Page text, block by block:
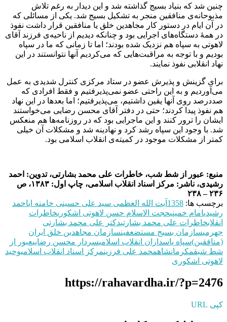
چنین شد که بنیاد بسیج گذاشته شد و این دیدار به رغم تلاش
مذبوحانه‌ی منافقین منجر به تشکیل بسیج شد. یکی از مسائلی که
در آن ایام در دستور کار مجاهدین خلق یا منافقین قرار داشت نفوذ
در همۀ دستگاه‌های اجرایی بود و چنانکه دیدیم از ناحیه‌ی فرزند آقای
لاهوتی به سپاه هم نزدیک شده بودند؛ اما تا زمانی که ما در سپاه
بودیم و با توجه به مراقبت‌هایی که می‌کردیم آنها نتوانستند در این
نهاد انقلابی نفوذ نمایند.
برای گزینش و پذیرش عضو در ستاد مرکزی کنترل شدیدی به عمل
می‌آوردیم و به این راحتی عضو نمی‌پذیرفتیم و فقط افرادی که
صددرصد روی آنها یقین داشتیم، می‌پذیرفتیم؛ اما بعدها در این نهاد
هم نفوذ پیدا کردند؛ حتی در دفتر آقای محسن رضایی می‌خواستند
ایشان را ترور کنند و این ماجرایی بود که در روزنامه‌ها هم منعکس
شد. با وجود این سپاه رشد کرد و نهادینه شد و مشکلات آن خیلی
کمتر از مشکلات موجود در کمیته‌ی انقلاب اسلامی بود.
منبع: عبور از شط شب، خاطرات علی محمد بشارتی، تدوین: احمد
رشیدی، ناشر: مرکز اسناد انقلاب اسلامی، چاپ اول: ۱۳۸۳، ص
۲۳۶ – ۲۳۸
برچسب ها: 1358 آیت الله العظمی سید علی حسینی خامنه ایاحمد
رشیدیامام خمینیحجت الاسلام حسن لاهوتی اشکوریخاطرات
انقلابخاطرات علی محمد بشارتیدکتر علی محمد بشارتی
جهرمیسازمان بسیج مستضعفینسازمان مجاهدین خلق ایران
(منافقین)سپاه پاسداران انقلاب اسلامیسردار محسن رضاییعبور از
شط شبقمکرمانشاهمحمد علی فرزینمرکز اسناد انقلاب اسلامیوحید
لاهوتی اشکوری
https://rahavardha.ir/?p=2476
کپی URL